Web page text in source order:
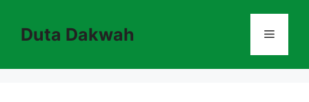
contentDuta Dakwah Menu